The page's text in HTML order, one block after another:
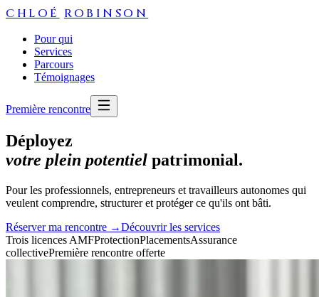
CHLOÉ ROBINSON
Pour qui
Services
Parcours
Témoignages
Première rencontre
Déployez
votre plein potentiel patrimonial.
Pour les professionnels, entrepreneurs et travailleurs autonomes qui
veulent comprendre, structurer et protéger ce qu'ils ont bâti.
Réserver ma rencontre →Découvrir les services
Trois licences AMFProtectionPlacementsAssurance
collectivePremière rencontre offerte